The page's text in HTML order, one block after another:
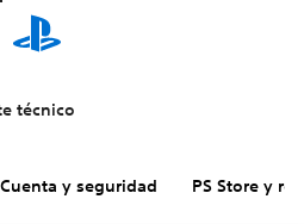
técnico
Cuenta y seguridad PS Store y